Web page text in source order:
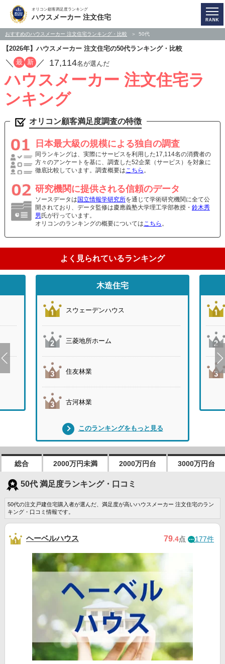
オリコン顧客満足度ランキング
ハウスメーカー 注文住宅
おすすめのハウスメーカー 注文住宅ランキング・比較 50代
【2026年】ハウスメーカー 注文住宅の50代ランキング・比較
／ 最 新 ／ 17,114名が選んだ
ハウスメーカー 注文住宅ラ
ンキング
オリコン顧客満足度調査の特徴
日本最大級の規模による独自の調査
同ランキングは、実際にサービスを利用した17,114名の消費者の
方々のアンケートを基に、調査した52企業（サービス）を対象に
徹底比較しています。調査概要はこちら 。
研究機関に提供される信頼のデータ
ソースデータは 国立情報学研究所を通じて学術研究機関に全て公
開されており、データ監修は慶應義塾大学理工学部教授・ 鈴木秀
男 氏が行っています。
オリコンのランキングの概要についてはこちら 。
よく見られているランキング
木造住宅
スウェーデンハウス
三菱地所ホーム
住友林業
古河林業
このランキングをもっと見る
総合 2000万円未満 2000万円台 3000万円台
50代 満足度ランキング・口コミ
50代の注文戸建住宅購入者が選んだ、満足度が高いハウスメーカー 注文住宅のラン
キング・口コミ情報です。
ヘーベルハウス 79.4点 177件